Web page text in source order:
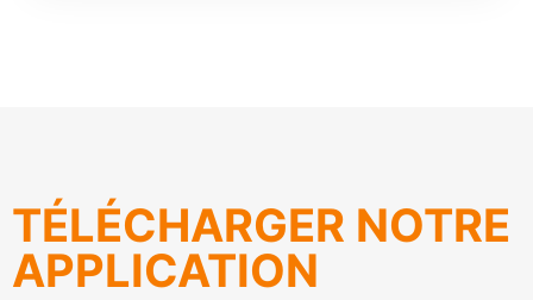
TÉLÉCHARGER NOTRE
APPLICATION